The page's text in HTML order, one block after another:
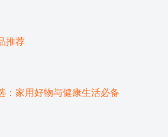
推荐
：家用好物与健康生活必备